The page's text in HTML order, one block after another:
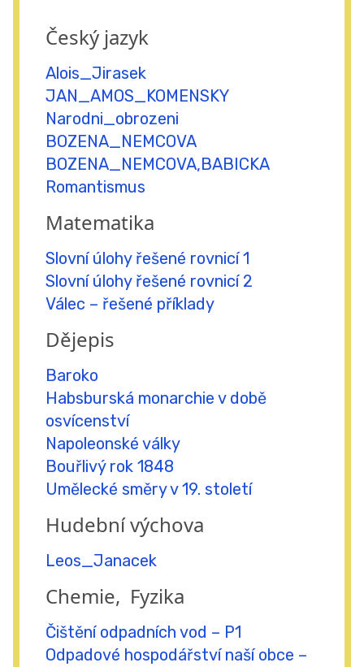
Český jazyk
Alois_Jirasek
JAN_AMOS_KOMENSKY
Narodni_obrozeni
BOZENA_NEMCOVA
BOZENA_NEMCOVA,BABICKA
Romantismus
Matematika
Slovní úlohy řešené rovnicí 1
Slovní úlohy řešené rovnicí 2
Válec – řešené příklady
Dějepis
Baroko
Habsburská monarchie v době
osvícenství
Napoleonské války
Bouřlivý rok 1848
Umělecké směry v 19. století
Hudební výchova
Leos_Janacek
Chemie, Fyzika
Čištění odpadních vod – P1
Odpadové hospodářství naší obce –